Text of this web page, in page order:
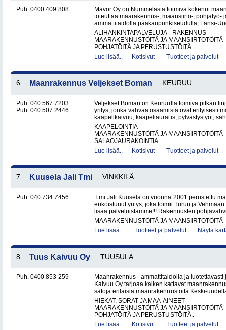
Puh. 0400 409 808
Mavor Oy on Nummelasta toimiva kokenut
toteuttaa maarakennus-, maansiirto-, pohjatyö-
ammattitaidolla pääkaupunkiseudulla, Länsi-
ALIHANKINTAPALVELUJA - RAKENNUS
MAARAKENNUSTÖITÄ JA MAANSIIRTOTÖITÄ
POHJATÖITÄ JA PERUSTUSTÖITÄ..
Lue lisää..
Kotisivut Tuotteet ja palvelut
6. Maanrakennus Veljekset Boman KEURUU
Puh. 040 567 7203
Puh. 040 507 2446
Veljekset Boman on Keuruulla toimiva pitkän
yritys, jonka vahvaa osaamista ovat erityisesti
kaapelikaivuu, kaapeliauraus, pylvästystyöt,
KAAPELOINTIA
MAARAKENNUSTÖITÄ JA MAANSIIRTOTÖITÄ
SALAOJAURAKOINTIA..
Lue lisää..
Kotisivut Tuotteet ja palvelut
7. Kuusela Jali Tmi VINKKILÄ
Puh. 040 734 7456
T:mi Jali Kuusela on vuonna 2001 perustettu
erikoistunut yritys, joka toimii Turun ja
lisää palveluistamme!!! Rakennusten
MAARAKENNUSTÖITÄ JA MAANSIIRTOTÖITÄ
Lue lisää..
Tuotteet ja palvelut Näytä
8. Tuus Kaivuu Oy TUUSULA
Puh. 0400 853 259
Maanrakennus - ammattitaidolla ja
Kaivuu Oy tarjoaa kaiken kattavat
satoja erilaisia maanrakennustöitä Keski-
HIEKAT, SORAT JA MAA-AINEET
MAARAKENNUSTÖITÄ JA MAANSIIRTOTÖITÄ
POHJATÖITÄ JA PERUSTUSTÖITÄ..
Lue lisää..
Kotisivut Tuotteet ja palvelut